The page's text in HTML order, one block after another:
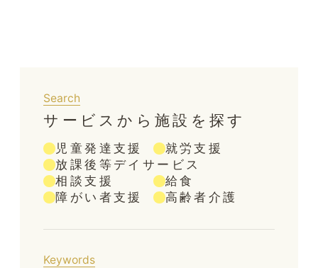
Search
サービスから施設を探す
児童発達支援
就労支援
放課後等デイサービス
相談支援
給食
障がい者支援
高齢者介護
Keywords